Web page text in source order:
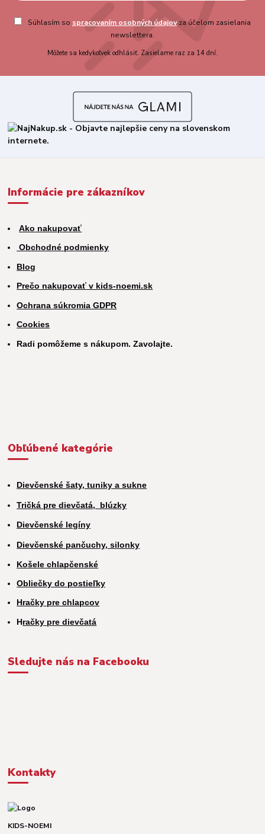
Súhlasím so spracovaním osobných údajovza účelom zasielania
newslettera.
Môžete sa kedykoľvek odhlásiť. Zasielame raz za 14 dní.
Informácie pre zákazníkov
Ako nakupovať
Obchodné podmienky
Blog
Prečo nakupovať v kids-noemi.sk
Ochrana súkromia GDPR
Cookies
Radi pomôžeme s nákupom. Zavolajte.
Obľúbené kategórie
Dievčenské šaty, tuniky a sukne
Tričká pre dievčatá, blúzky
Dievčenské legíny
Dievčenské pančuchy, silonky
Košele chlapčenské
Obliečky do postieľky
Hračky pre chlapcov
Hračky pre dievčatá
Sledujte nás na Facebooku
Kontakty
KIDS-NOEMI